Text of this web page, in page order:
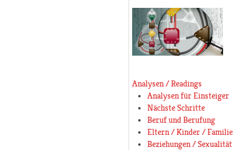
Analysen / Readings
Analysen für Einsteiger
Nächste Schritte
Beruf und Berufung
Eltern / Kinder / Familie
Beziehungen / Sexualität